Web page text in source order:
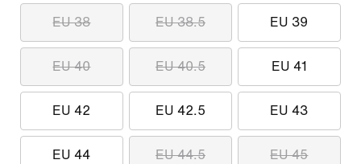
EU 38 EU 38.5 EU 39
EU 40 EU 40.5 EU 41
EU 42 EU 42.5 EU 43
EU 44 EU 44.5 EU 45